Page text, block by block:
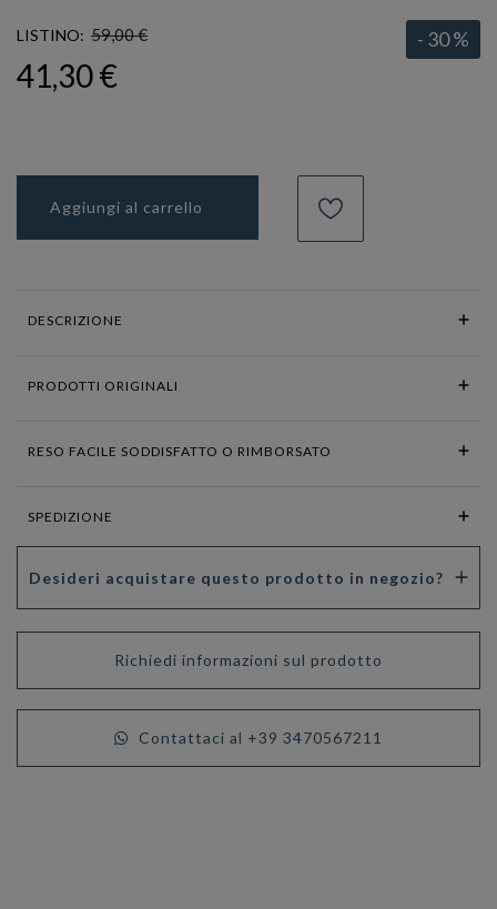
LISTINO: 59,00 € - 30 %
41,30 €
Aggiungi al carrello
DESCRIZIONE
PRODOTTI ORIGINALI
RESO FACILE SODDISFATTO O RIMBORSATO
SPEDIZIONE
Desideri acquistare questo prodotto in negozio?
Richiedi informazioni sul prodotto
Contattaci al +39 3470567211